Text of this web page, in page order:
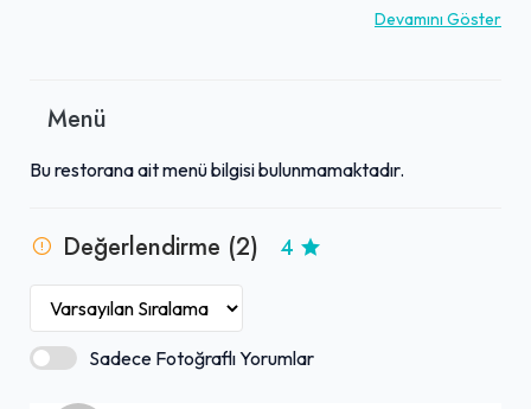
bir "Hakkında" yazısı oluşturmak mümkün değildir.
değerlendirmeler almıştır. Ancak, bu değerlendirmelerin
çıkan özelliklerini yorumlamak mümkün olmamıştır. İşletme
içeriklerine veya işletme tanıtımına ihtiyaç duyulmaktadır.
Devamını Göster
Menü
Bu restorana ait menü bilgisi bulunmamaktadır.
Değerlendirme (2) 4
Sadece Fotoğraflı Yorumlar